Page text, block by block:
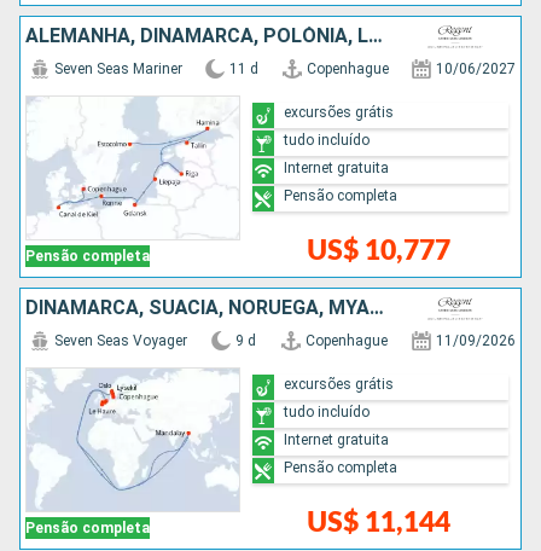
ALEMANHA, DINAMARCA, POLÓNIA, LETÔNIA, ESTÃNIA, FINLÃNDIA, SUÃCIA
Pensão completa
Seven Seas Mariner 11 d Copenhague 10/06/2027
US$ 10,777
excursões grátis
tudo incluído
Internet gratuita
Pensão completa
DINAMARCA, SUÃCIA, NORUEGA, MYANMAR, HOLANDA, BÉLGICA, FRANCIA
Pensão completa
Seven Seas Voyager 9 d Copenhague 11/09/2026
US$ 11,144
excursões grátis
tudo incluído
Internet gratuita
Pensão completa